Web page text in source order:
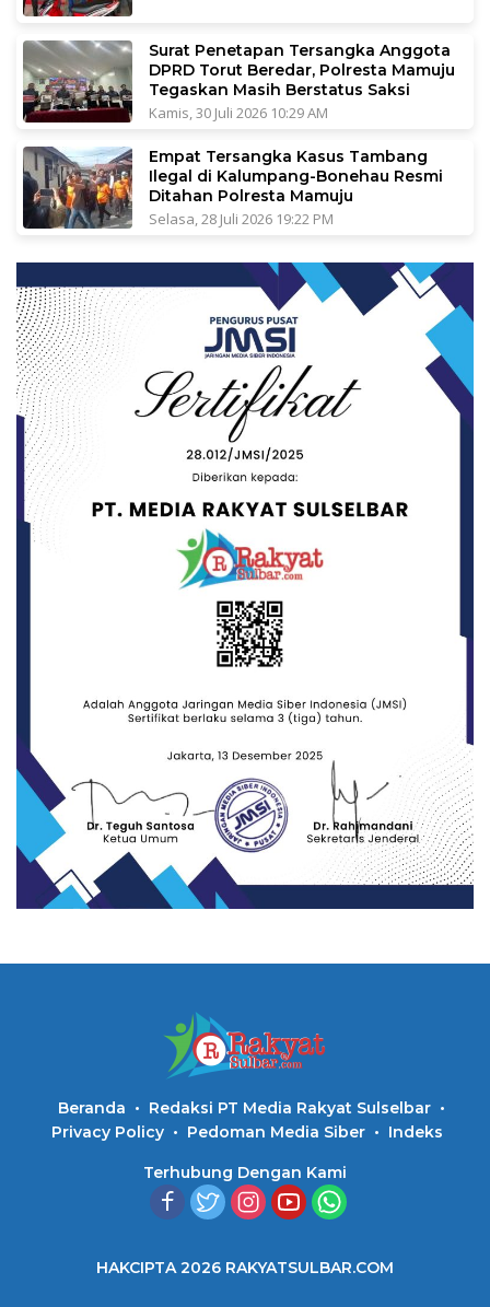
Surat Penetapan Tersangka Anggota
DPRD Torut Beredar, Polresta Mamuju
Tegaskan Masih Berstatus Saksi
Kamis, 30 Juli 2026 10:29 AM
Empat Tersangka Kasus Tambang
Ilegal di Kalumpang-Bonehau Resmi
Ditahan Polresta Mamuju
Selasa, 28 Juli 2026 19:22 PM
Beranda
Redaksi PT Media Rakyat Sulselbar
Privacy Policy
Pedoman Media Siber Indeks
Terhubung Dengan Kami
HAKCIPTA 2026 RAKYATSULBAR.COM